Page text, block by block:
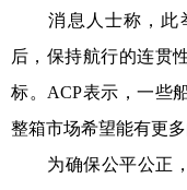
消息人士称，此举
后，保持航行的连贯
标。ACP表示，一些
整箱市场希望能有更多
为确保公平公正，